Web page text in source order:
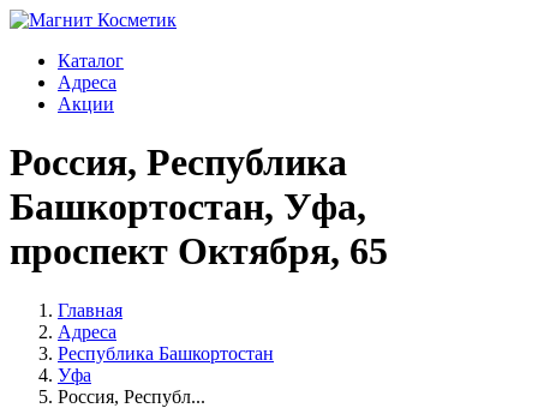
Каталог
Адреса
Акции
Россия, Республика
Башкортостан, Уфа,
проспект Октября, 65
Главная
Адреса
Республика Башкортостан
Уфа
Россия, Республ...